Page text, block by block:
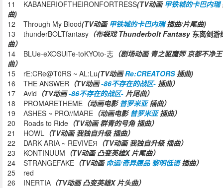
11 KABANERIOFTHEIRONFORTRESS(TV动画 甲铁城的卡巴内瑞
曲)
12 Through My Blood(TV动画 甲铁城的卡巴内瑞插曲/片尾曲)
13 thunderBOLTfantasy （布袋戏 Thunderbolt Fantasy东离剑游
曲）
14 BLUe-eXOSUiTe-toKYOto-志 （剧场动画 青之驱魔师 京都不净
曲）
15 rE:CRe@T0RS ~ AL:Lu(TV动画Re:CREATORS插曲)
16 THE ANSWER （TV动画-86不存在的战区- 插曲）
17 Avid （TV动画-86不存在的战区- 片尾曲）
18 PROMARETHEME （动画电影 普罗米亚插曲）
19 ΛSHES ~ PRO//MARE （动画电影 普罗米亚插曲）
20 Roads to Ride （TV动画 群青的号角 插曲）
21 HOWL （TV动画 我独自升级 插曲）
22 DARK ARIA ~ REVIVEЯ （TV动画 我独自升级 插曲）
23 KONTINUUM （TV动画 凸变英雄X 片尾曲）
24 STRANGEFAKE （TV动画命运/奇异赝品 黎明低语插曲）
25 red
26 INERTIA （TV动画 凸变英雄X 片头曲）